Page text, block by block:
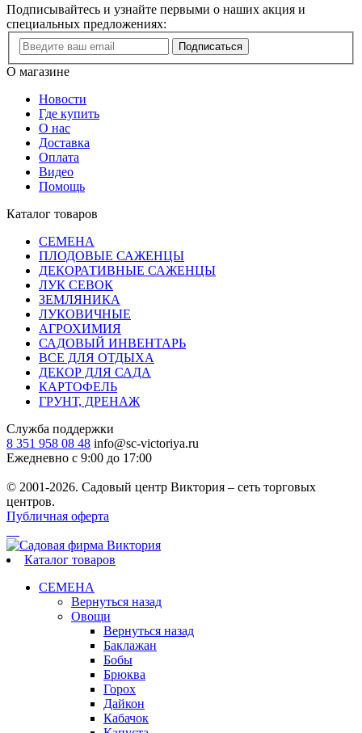
Подписывайтесь и узнайте первыми о наших акция и
специальных предложениях:
Подписаться
О магазине
Новости
Где купить
О нас
Доставка
Оплата
Видео
Помощь
Каталог товаров
СЕМЕНА
ПЛОДОВЫЕ САЖЕНЦЫ
ДЕКОРАТИВНЫЕ САЖЕНЦЫ
ЛУК СЕВОК
ЗЕМЛЯНИКА
ЛУКОВИЧНЫЕ
АГРОХИМИЯ
САДОВЫЙ ИНВЕНТАРЬ
ВСЕ ДЛЯ ОТДЫХА
ДЕКОР ДЛЯ САДА
КАРТОФЕЛЬ
ГРУНТ, ДРЕНАЖ
Служба поддержки
8 351 958 08 48 info@sc-victoriya.ru
Ежедневно с 9:00 до 17:00
© 2001-2026. Садовый центр Виктория – сеть торговых
центров.
Публичная оферта
Каталог товаров
СЕМЕНА
Вернуться назад
Овощи
Вернуться назад
Баклажан
Бобы
Брюква
Горох
Дайкон
Кабачок